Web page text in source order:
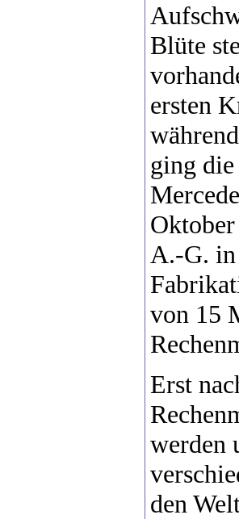
Blüte
ersten
ging die
A.-G. in
von 15
Erst
werden
den